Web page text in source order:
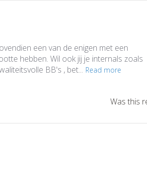
een van de enigen met een
hebben. Wil ook jij je internals zoals
BB's , bet... Read more
Was this